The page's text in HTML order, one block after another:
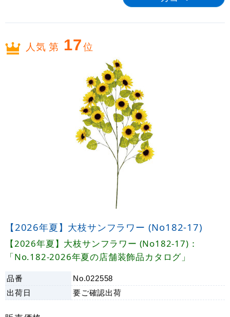
人気 第 17位
【2026年夏】大枝サンフラワー (No182-17)
【2026年夏】大枝サンフラワー (No182-17)：
「No.182-2026年夏の店舗装飾品カタログ」
品番 No.022558
出荷日 要ご確認出荷